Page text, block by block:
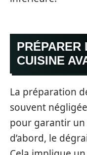
PRÉPARER
CUISINE
La préparation
souvent
pour garantir
d’abord, le